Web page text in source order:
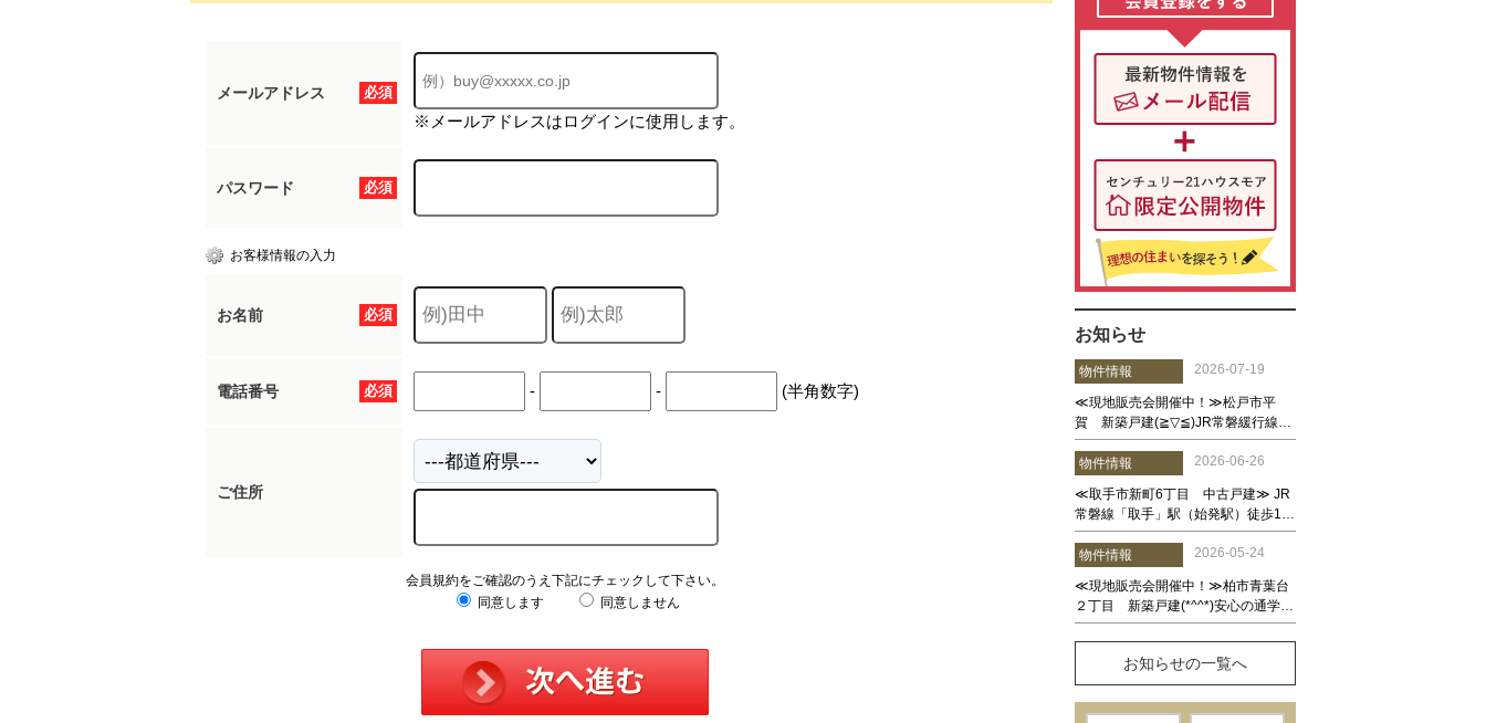
必須
メールアドレス
※メールアドレスはログインに使用します。
必須
パスワード
お客様情報の入力
必須
お名前
必須
電話番号 - - (半角数字)
ご住所
会員規約をご確認のうえ下記にチェックして下さい。
同意します
同意しません
お知らせ
お知らせの一覧へ